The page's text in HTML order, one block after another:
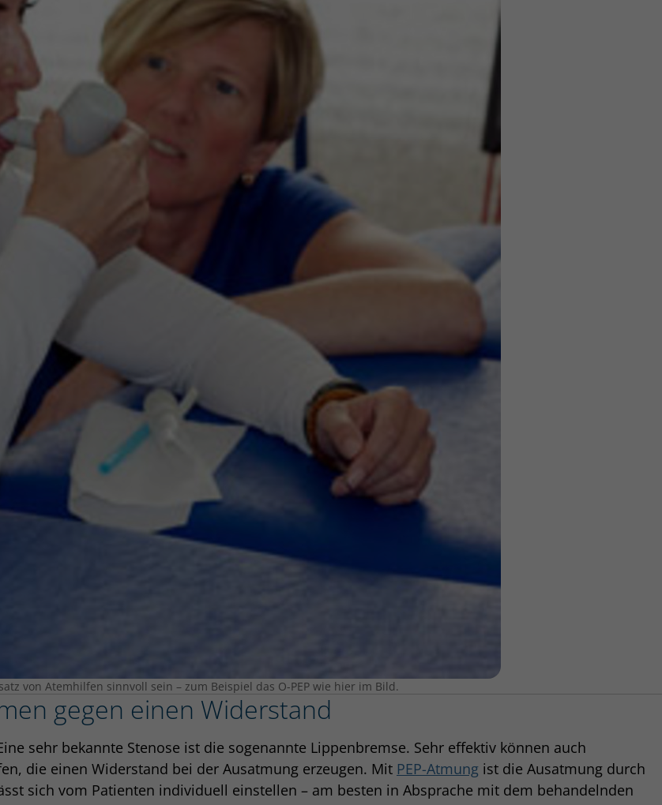
von Atemhilfen sinnvoll sein – zum Beispiel das O-PEP wie hier im Bild.
gegen einen Widerstand
sehr bekannte Stenose ist die sogenannte Lippenbremse. Sehr effektiv können auch
die einen Widerstand bei der Ausatmung erzeugen. Mit PEP-Atmung ist die Ausatmung durch
sich vom Patienten individuell einstellen – am besten in Absprache mit dem behandelnden